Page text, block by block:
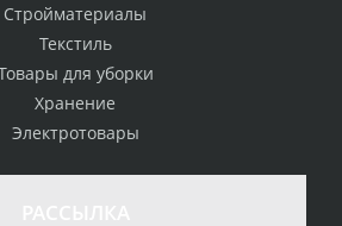
Стройматериалы
Текстиль
для уборки
Хранение
Электротовары